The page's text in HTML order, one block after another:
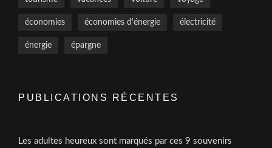
économies économies d'énergie électricité
énergie épargne
PUBLICATIONS RÉCENTES
Les adultes heureux sont marqués par ces 9 souvenirs